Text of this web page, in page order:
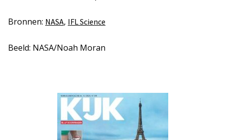
Bronnen: NASA, IFL Science
Beeld: NASA/Noah Moran